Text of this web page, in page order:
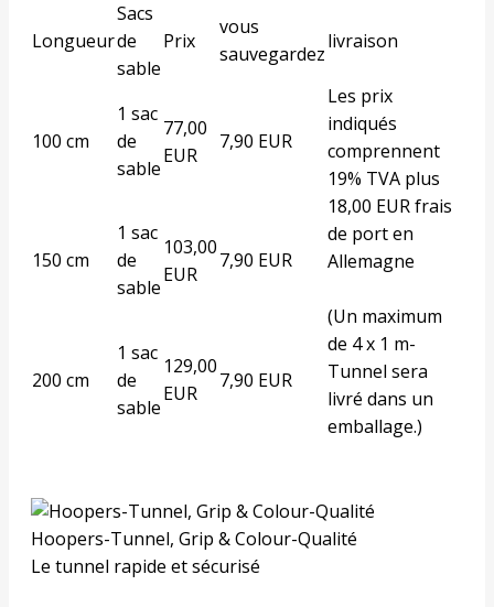
Longueur
Sacs
de
sable
Prix
vous
sauvegardez
livraison
100 cm
1 sac
de
sable
77,00
EUR
7,90 EUR
Les prix
indiqués
comprennent
19% TVA plus
18,00 EUR frais
de port en
Allemagne
(Un maximum
de 4 x 1 m-
Tunnel sera
livré dans un
emballage.)
150 cm
1 sac
de
sable
103,00
EUR
7,90 EUR
200 cm
1 sac
de
sable
129,00
EUR
7,90 EUR
Hoopers-Tunnel, Grip & Colour-Qualité
Le tunnel rapide et sécurisé